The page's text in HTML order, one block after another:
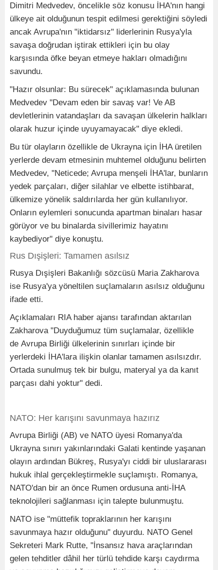
Dimitri Medvedev, öncelikle söz konusu İHA'nın hangi
ülkeye ait olduğunun tespit edilmesi gerektiğini söyledi
ancak Avrupa'nın "iktidarsız" liderlerinin Rusya'yla
savaşa doğrudan iştirak ettikleri için bu olay
karşısında öfke beyan etmeye hakları olmadığını
savundu.
"Hazır olsunlar: Bu sürecek" açıklamasında bulunan
Medvedev "Devam eden bir savaş var! Ve AB
devletlerinin vatandaşları da savaşan ülkelerin halkları
olarak huzur içinde uyuyamayacak" diye ekledi.
Bu tür olayların özellikle de Ukrayna için İHA üretilen
yerlerde devam etmesinin muhtemel olduğunu belirten
Medvedev, "Neticede; Avrupa menşeli İHA'lar, bunların
yedek parçaları, diğer silahlar ve elbette istihbarat,
ülkemize yönelik saldırılarda her gün kullanılıyor.
Onların eylemleri sonucunda apartman binaları hasar
görüyor ve bu binalarda sivillerimiz hayatını
kaybediyor" diye konuştu.
Rus Dışişleri: Tamamen asılsız
Rusya Dışişleri Bakanlığı sözcüsü Maria Zakharova
ise Rusya'ya yöneltilen suçlamaların asılsız olduğunu
ifade etti.
Açıklamaları RIA haber ajansı tarafından aktarılan
Zakharova "Duyduğumuz tüm suçlamalar, özellikle
de Avrupa Birliği ülkelerinin sınırları içinde bir
yerlerdeki İHA'lara ilişkin olanlar tamamen asılsızdır.
Ortada sunulmuş tek bir bulgu, materyal ya da kanıt
parçası dahi yoktur" dedi.
NATO: Her karışını savunmaya hazırız
Avrupa Birliği (AB) ve NATO üyesi Romanya'da
Ukrayna sınırı yakınlarındaki Galati kentinde yaşanan
olayın ardından Bükreş, Rusya'yı ciddi bir uluslararası
hukuk ihlal gerçekleştirmekle suçlamıştı. Romanya,
NATO'dan bir an önce Rumen ordusuna anti-İHA
teknolojileri sağlanması için talepte bulunmuştu.
NATO ise "müttefik topraklarının her karışını
savunmaya hazır olduğunu" duyurdu. NATO Genel
Sekreteri Mark Rutte, "İnsansız hava araçlarından
gelen tehditler dâhil her türlü tehdide karşı caydırma